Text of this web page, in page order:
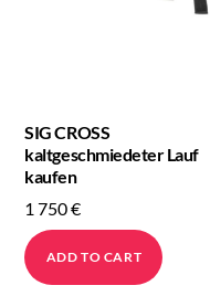
SIG CROSS
kaltgeschmiedeter Lauf
kaufen
1 750€
ADD TO CART